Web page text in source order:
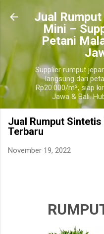
Langsung
​Jual
Mini –
Petani
Supplier rumput
langsung dari
Rp20.000/m², siap
Jawa & Bali.
Jual Rumput
Terbaru
November 19, 2022